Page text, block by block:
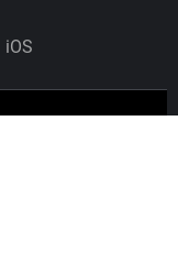
iOS